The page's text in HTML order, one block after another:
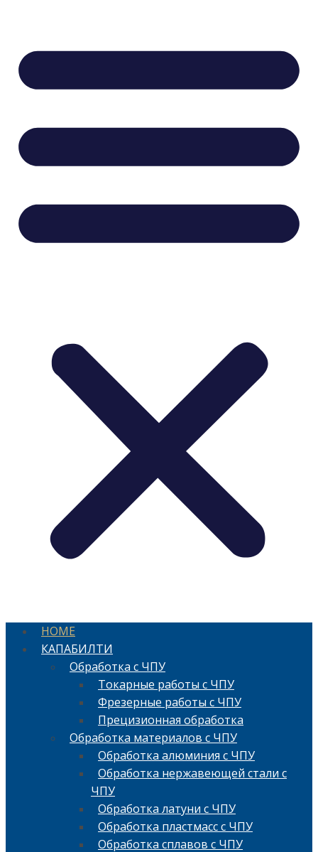
HOME
КАПАБИЛТИ
Обработка с ЧПУ
Токарные работы с ЧПУ
Фрезерные работы с ЧПУ
Прецизионная обработка
Обработка материалов с ЧПУ
Обработка алюминия с ЧПУ
Обработка нержавеющей стали с
ЧПУ
Обработка латуни с ЧПУ
Обработка пластмасс с ЧПУ
Обработка сплавов с ЧПУ